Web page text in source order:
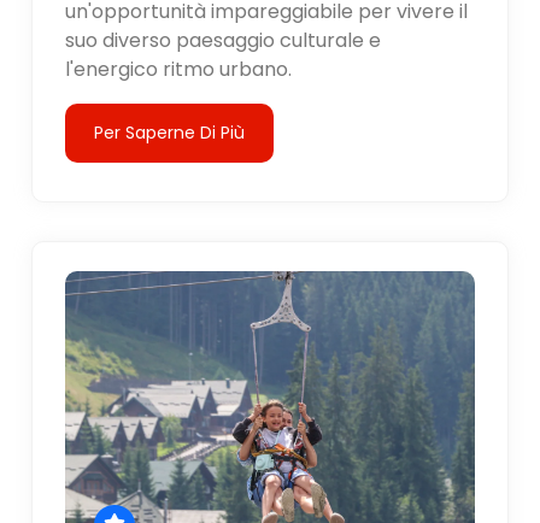
un'opportunità impareggiabile per vivere il
suo diverso paesaggio culturale e
l'energico ritmo urbano.
Per Saperne Di Più